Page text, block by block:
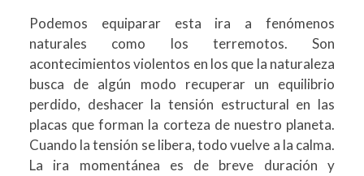
Podemos equiparar esta ira a fenómenos
naturales como los terremotos. Son
acontecimientos violentos en los que la naturaleza
busca de algún modo recuperar un equilibrio
perdido, deshacer la tensión estructural en las
placas que forman la corteza de nuestro planeta.
Cuando la tensión se libera, todo vuelve a la calma.
La ira momentánea es de breve duración y